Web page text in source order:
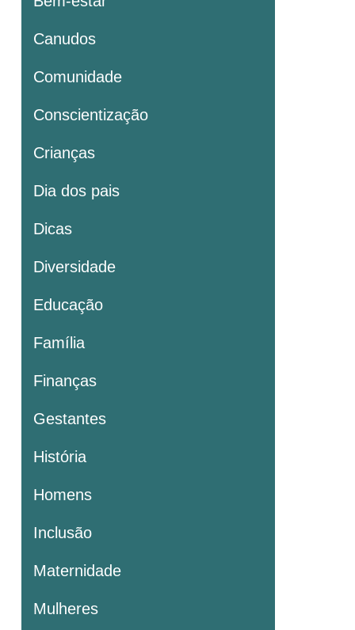
Canudos
Comunidade
Conscientização
Crianças
Dia dos pais
Dicas
Diversidade
Educação
Família
Finanças
Gestantes
História
Homens
Inclusão
Maternidade
Mulheres